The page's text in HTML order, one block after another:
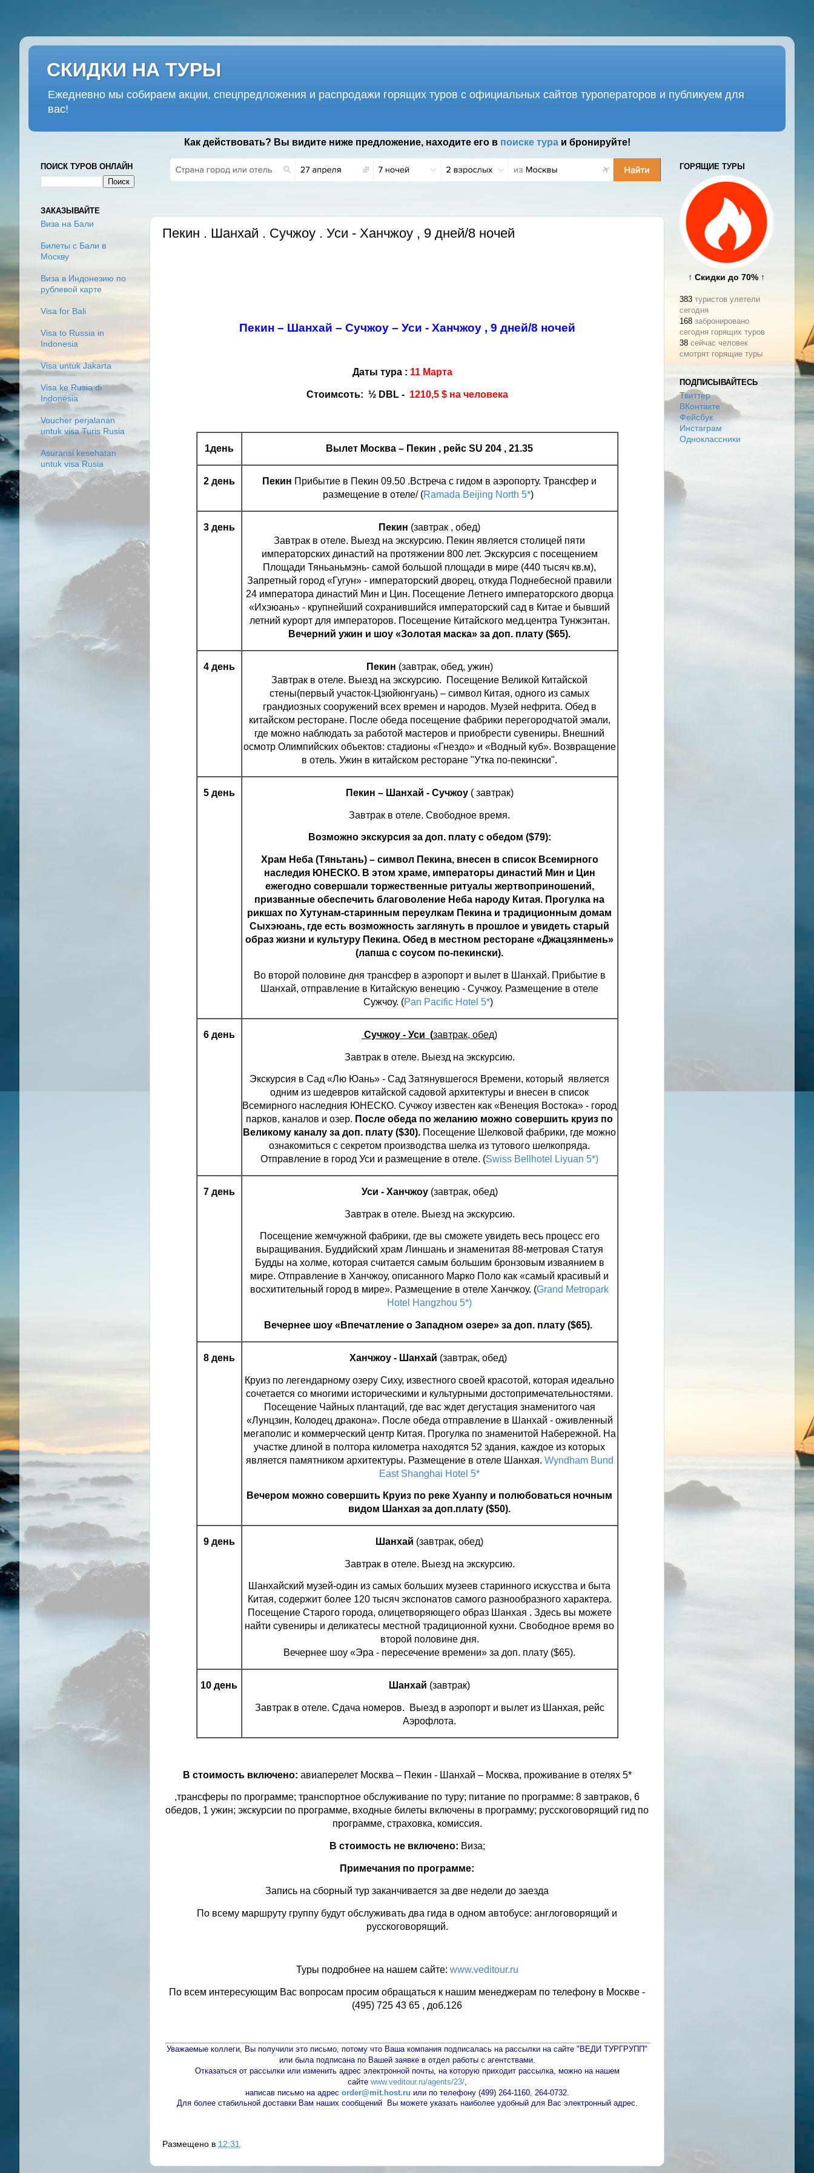
СКИДКИ НА ТУРЫ
Ежедневно мы собираем акции, спецпредложения и распродажи горящих туров с официальных сайтов туроператоров и публикуем для
вас!
Как действовать? Вы видите ниже предложение, находите его в поиске тураи бронируйте!
Пекин . Шанхай . Сучжоу . Уси - Ханчжоу , 9 дней/8 ночей
Пекин – Шанхай – Сучжоу – Уси - Ханчжоу , 9 дней/8 ночей
Даты тура : 11 Марта
Стоимсоть: ½ DBL - 1210,5 $ на человека
1день Вылет Москва – Пекин , рейс SU 204 , 21.35
2 день Пекин Прибытие в Пекин 09.50 .Встреча с гидом в аэропорту. Трансфер и
размещение в отеле/ (Ramada Beijing North 5*)
3 день Пекин (завтрак , обед)
Завтрак в отеле. Выезд на экскурсию. Пекин является столицей пяти
императорских династий на протяжении 800 лет. Экскурсия с посещением
Площади Тяньаньмэнь- самой большой площади в мире (440 тысяч кв.м),
Запретный город «Гугун» - императорский дворец, откуда Поднебесной правили
24 императора династий Мин и Цин. Посещение Летнего императорского дворца
«Ихэюань» - крупнейший сохранившийся императорский сад в Китае и бывший
летний курорт для императоров. Посещение Китайского мед.центра Тунжэнтан.
Вечерний ужин и шоу «Золотая маска» за доп. плату ($65).
4 день Пекин (завтрак, обед, ужин)
Завтрак в отеле. Выезд на экскурсию. Посещение Великой Китайской
стены(первый участок-Цзюйюнгуань) – символ Китая, одного из самых
грандиозных сооружений всех времен и народов. Музей нефрита. Обед в
китайском ресторане. После обеда посещение фабрики перегородчатой эмали,
где можно наблюдать за работой мастеров и приобрести сувениры. Внешний
осмотр Олимпийских объектов: стадионы «Гнездо» и «Водный куб». Возвращение
в отель. Ужин в китайском ресторане "Утка по-пекински".
5 день Пекин – Шанхай - Сучжоу ( завтрак)
Завтрак в отеле. Свободное время.
Возможно экскурсия за доп. плату с обедом ($79):
Храм Неба (Тяньтань) – символ Пекина, внесен в список Всемирного
наследия ЮНЕСКО. В этом храме, императоры династий Мин и Цин
ежегодно совершали торжественные ритуалы жертвоприношений,
призванные обеспечить благоволение Неба народу Китая. Прогулка на
рикшах по Хутунам-старинным переулкам Пекина и традиционным домам
Сыхэюань, где есть возможность заглянуть в прошлое и увидеть старый
образ жизни и культуру Пекина. Обед в местном ресторане «Джацзянмень»
(лапша с соусом по-пекински).
Во второй половине дня трансфер в аэропорт и вылет в Шанхай. Прибытие в
Шанхай, отправление в Китайскую венецию - Сучжоу. Размещение в отеле
Сужчоу. (Pan Pacific Hotel 5*)
6 день Сучжоу - Уси (завтрак, обед)
Завтрак в отеле. Выезд на экскурсию.
Экскурсия в Сад «Лю Юань» - Сад Затянувшегося Времени, который является
одним из шедевров китайской садовой архитектуры и внесен в список
Всемирного наследния ЮНЕСКО. Сучжоу известен как «Венеция Востока» - город
парков, каналов и озер. После обеда по желанию можно совершить круиз по
Великому каналу за доп. плату ($30). Посещение Шелковой фабрики, где можно
ознакомиться с секретом производства шелка из тутового шелкопряда.
Отправление в город Уси и размещение в отеле. (Swiss Bellhotel Liyuan 5*)
7 день Уси - Ханчжоу (завтрак, обед)
Завтрак в отеле. Выезд на экскурсию.
Посещение жемчужной фабрики, где вы сможете увидеть весь процесс его
выращивания. Буддийский храм Линшань и знаменитая 88-метровая Статуя
Будды на холме, которая считается самым большим бронзовым изваянием в
мире. Отправление в Ханчжоу, описанного Марко Поло как «самый красивый и
восхитительный город в мире». Размещение в отеле Ханчжоу. (Grand Metropark
Hotel Hangzhou 5*)
Вечернее шоу «Впечатление о Западном озере» за доп. плату ($65).
8 день Ханчжоу - Шанхай (завтрак, обед)
Круиз по легендарному озеру Сиху, известного своей красотой, которая идеально
сочетается со многими историческими и культурными достопримечательностями.
Посещение Чайных плантаций, где вас ждет дегустация знаменитого чая
«Лунцзин, Колодец дракона». После обеда отправление в Шанхай - оживленный
мегаполис и коммерческий центр Китая. Прогулка по знаменитой Набережной. На
участке длиной в полтора километра находятся 52 здания, каждое из которых
является памятником архитектуры. Размещение в отеле Шанхая. Wyndham Bund
East Shanghai Hotel 5*
Вечером можно совершить Круиз по реке Хуанпу и полюбоваться ночным
видом Шанхая за доп.плату ($50).
9 день Шанхай (завтрак, обед)
Завтрак в отеле. Выезд на экскурсию.
Шанхайский музей-один из самых больших музеев старинного искусства и быта
Китая, содержит более 120 тысяч экспонатов самого разнообразного характера.
Посещение Старого города, олицетворяющего образ Шанхая . Здесь вы можете
найти сувениры и деликатесы местной традиционной кухни. Свободное время во
второй половине дня.
Вечернее шоу «Эра - пересечение времени» за доп. плату ($65).
10 день Шанхай (завтрак)
Завтрак в отеле. Сдача номеров. Выезд в аэропорт и вылет из Шанхая, рейс
Аэрофлота.
В стоимость включено: авиаперелет Москва – Пекин - Шанхай – Москва, проживание в отелях 5*
,трансферы по программе; транспортное обслуживание по туру; питание по программе: 8 завтраков, 6
обедов, 1 ужин; экскурсии по программе, входные билеты включены в программу; русскоговорящий гид по
программе, страховка, комиссия.
В стоимость не включено: Виза;
Примечания по программе:
Запись на сборный тур заканчивается за две недели до заезда
По всему маршруту группу будут обслуживать два гида в одном автобусе: англоговорящий и
русскоговорящий.
Туры подробнее на нашем сайте: www.veditour.ru
По всем интересующим Вас вопросам просим обращаться к нашим менеджерам по телефону в Москве -
(495) 725 43 65 , доб.126
Уважаемые коллеги, Вы получили это письмо, потому что Ваша компания подписалась на рассылки на сайте "ВЕДИ ТУРГРУПП"
или была подписана по Вашей заявке в отдел работы с агентствами.
Отказаться от рассылки или изменить адрес электронной почты, на которую приходит рассылка, можно на нашем
сайте www.veditour.ru/agents/23/,
написав письмо на адрес order@mit.host.ru или по телефону (499) 264-1160, 264-0732.
Для более стабильной доставки Вам наших сообщений Вы можете указать наиболее удобный для Вас электронный адрес.
Размещено в 12:31
ПОИСК ТУРОВ ОНЛАЙН
ЗАКАЗЫВАЙТЕ
Виза на Бали
Билеты с Бали в
Москву
Виза в Индонезию по
рублевой карте
Visa for Bali
Visa to Russia in
Indonesia
Visa untuk Jakarta
Visa ke Rusia di
Indonesia
Voucher perjalanan
untuk visa Turis Rusia
Asuransi kesehatan
untuk visa Rusia
ГОРЯЩИЕ ТУРЫ
↑ Скидки до 70% ↑
383 туристов улетели
сегодня
168 забронировано
сегодня горящих туров
38 сейчас человек
смотрят горящие туры
ПОДПИСЫВАЙТЕСЬ
Твиттер
ВКонтакте
Фейсбук
Инстаграм
Одноклассники